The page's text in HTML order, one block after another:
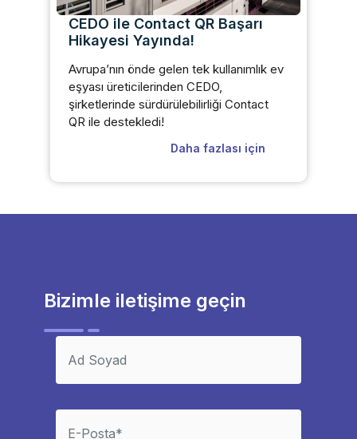
CEDO ile Contact QR Başarı
Hikayesi Yayında!
Avrupa’nın önde gelen tek kullanımlık ev
eşyası üreticilerinden CEDO,
şirketlerinde sürdürülebilirliği Contact
QR ile destekledi!
Daha fazlası için
Bizimle iletişime geçin